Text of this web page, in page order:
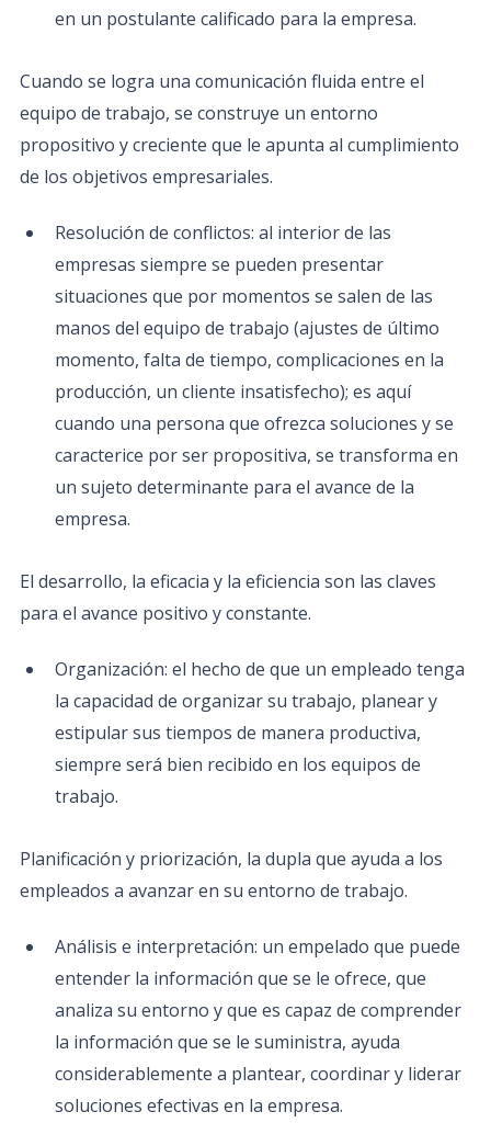
en un postulante calificado para la empresa.
Cuando se logra una comunicación fluida entre el
equipo de trabajo, se construye un entorno
propositivo y creciente que le apunta al cumplimiento
de los objetivos empresariales.
Resolución de conflictos: al interior de las
empresas siempre se pueden presentar
situaciones que por momentos se salen de las
manos del equipo de trabajo (ajustes de último
momento, falta de tiempo, complicaciones en la
producción, un cliente insatisfecho); es aquí
cuando una persona que ofrezca soluciones y se
caracterice por ser propositiva, se transforma en
un sujeto determinante para el avance de la
empresa.
El desarrollo, la eficacia y la eficiencia son las claves
para el avance positivo y constante.
Organización: el hecho de que un empleado tenga
la capacidad de organizar su trabajo, planear y
estipular sus tiempos de manera productiva,
siempre será bien recibido en los equipos de
trabajo.
Planificación y priorización, la dupla que ayuda a los
empleados a avanzar en su entorno de trabajo.
Análisis e interpretación: un empelado que puede
entender la información que se le ofrece, que
analiza su entorno y que es capaz de comprender
la información que se le suministra, ayuda
considerablemente a plantear, coordinar y liderar
soluciones efectivas en la empresa.